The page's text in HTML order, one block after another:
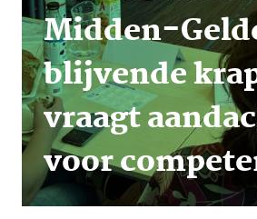
Midden-
blijvende
vraagt
voor